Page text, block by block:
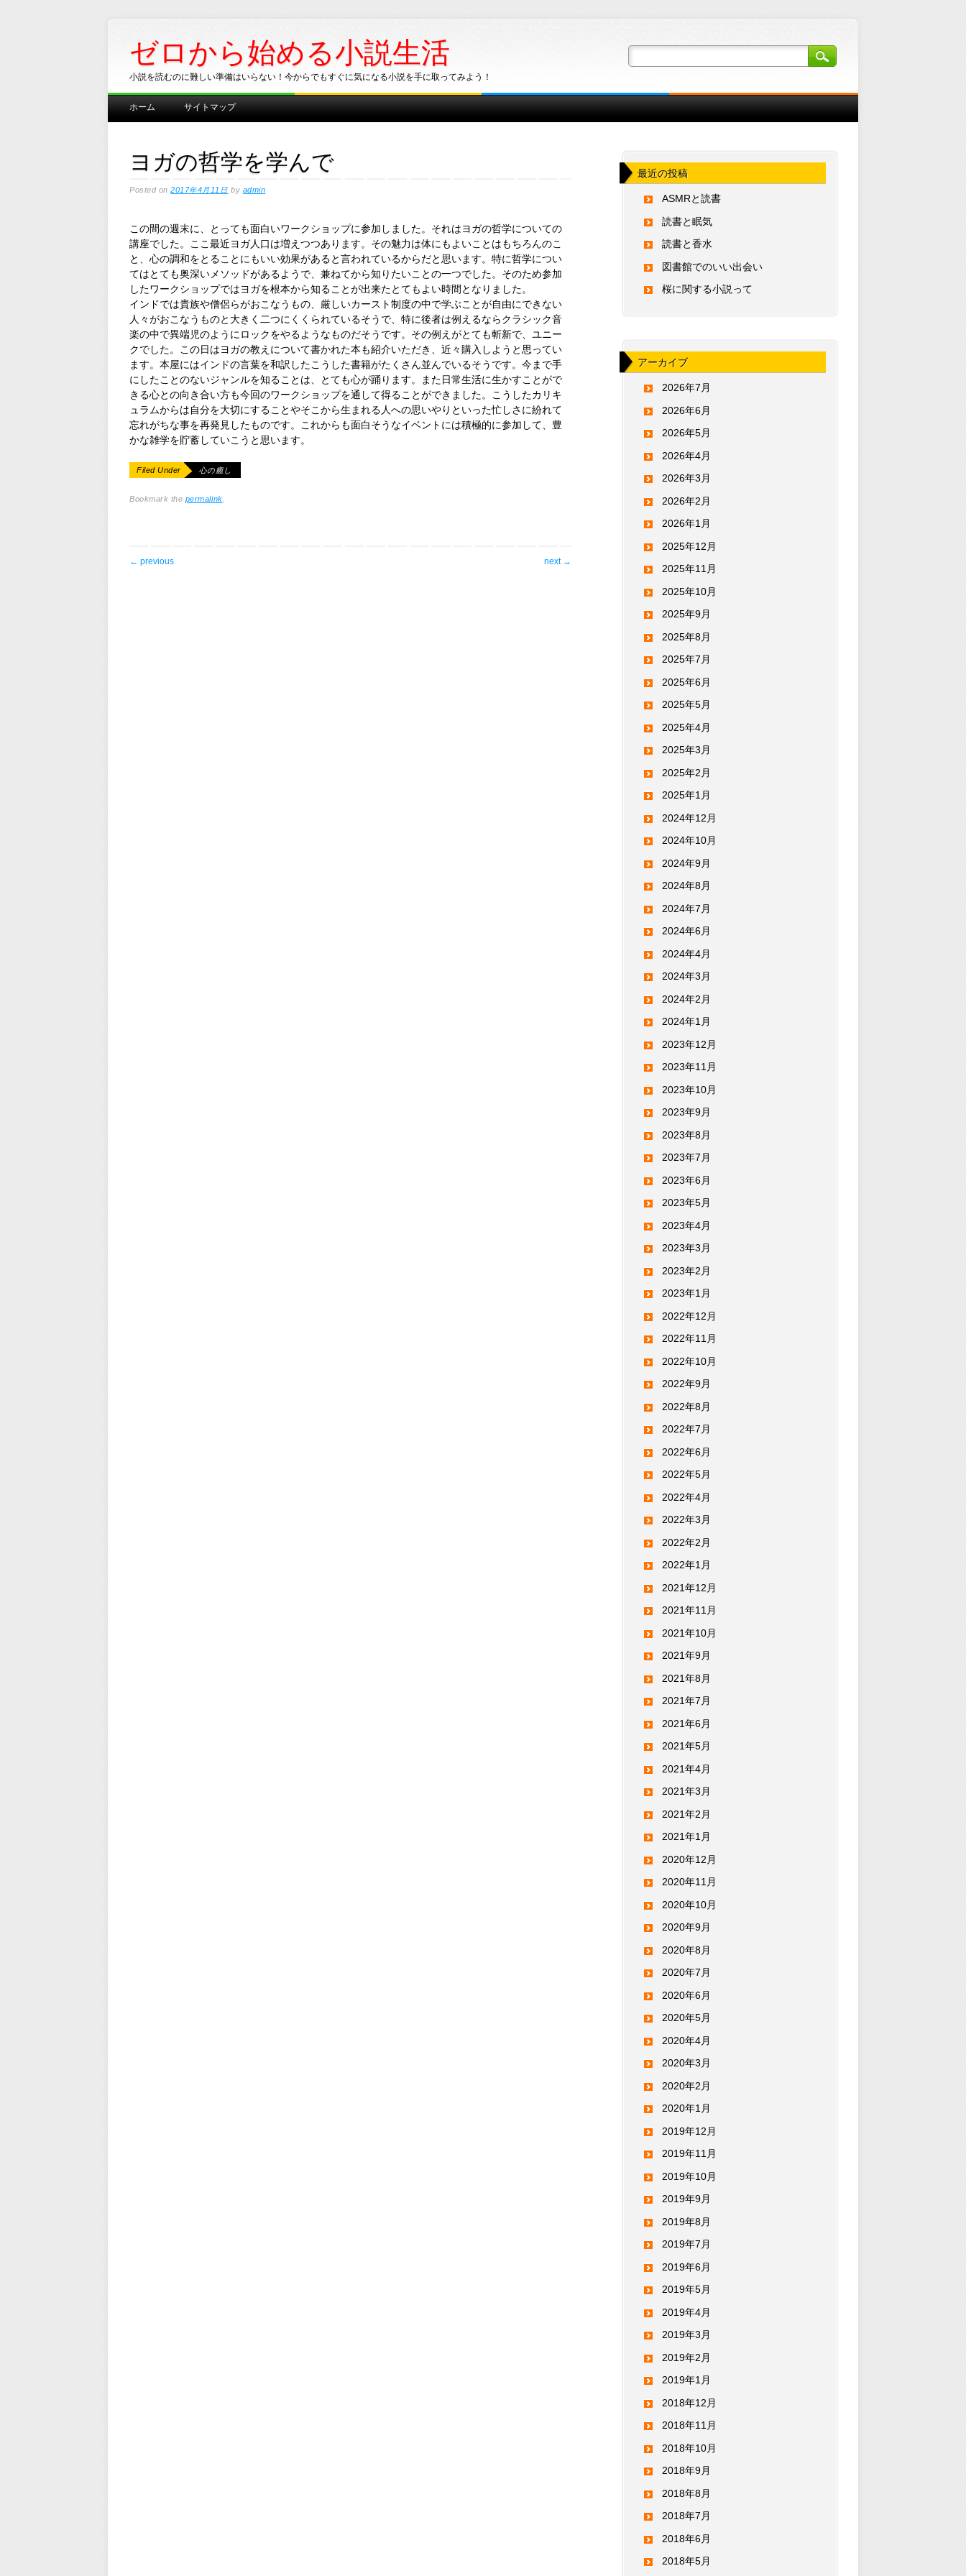
ゼロから始める小説生活
小説を読むのに難しい準備はいらない！今からでもすぐに気になる小説を手に取ってみよう！
Main menu
Skip
ホーム サイトマップ
ヨガの哲学を学んで
Posted on2017年4月11日 by admin
この間の週末に、とっても面白いワークショップに参加しました。それはヨガの哲学についての
講座でした。ここ最近ヨガ人口は増えつつあります。その魅力は体にもよいことはもちろんのこ
と、心の調和をとることにもいい効果があると言われているからだと思います。特に哲学につい
てはとても奥深いメソッドがあるようで、兼ねてから知りたいことの一つでした。そのため参加
したワークショップではヨガを根本から知ることが出来たとてもよい時間となりました。
インドでは貴族や僧侶らがおこなうもの、厳しいカースト制度の中で学ぶことが自由にできない
人々がおこなうものと大きく二つにくくられているそうで、特に後者は例えるならクラシック音
楽の中で異端児のようにロックをやるようなものだそうです。その例えがとても斬新で、ユニー
クでした。この日はヨガの教えについて書かれた本も紹介いただき、近々購入しようと思ってい
ます。本屋にはインドの言葉を和訳したこうした書籍がたくさん並んでいるそうです。今まで手
にしたことのないジャンルを知ることは、とても心が踊ります。また日常生活に生かすことがで
きる心との向き合い方も今回のワークショップを通して得ることができました。こうしたカリキ
ュラムからは自分を大切にすることやそこから生まれる人への思いやりといった忙しさに紛れて
忘れがちな事を再発見したものです。これからも面白そうなイベントには積極的に参加して、豊
かな雑学を貯蓄していこうと思います。
Filed Under 心の癒し
Bookmark the permalink
post navigation
← previous next →
最近の投稿
ASMRと読書
読書と眠気
読書と香水
図書館でのいい出会い
桜に関する小説って
アーカイブ
2026年7月
2026年6月
2026年5月
2026年4月
2026年3月
2026年2月
2026年1月
2025年12月
2025年11月
2025年10月
2025年9月
2025年8月
2025年7月
2025年6月
2025年5月
2025年4月
2025年3月
2025年2月
2025年1月
2024年12月
2024年10月
2024年9月
2024年8月
2024年7月
2024年6月
2024年4月
2024年3月
2024年2月
2024年1月
2023年12月
2023年11月
2023年10月
2023年9月
2023年8月
2023年7月
2023年6月
2023年5月
2023年4月
2023年3月
2023年2月
2023年1月
2022年12月
2022年11月
2022年10月
2022年9月
2022年8月
2022年7月
2022年6月
2022年5月
2022年4月
2022年3月
2022年2月
2022年1月
2021年12月
2021年11月
2021年10月
2021年9月
2021年8月
2021年7月
2021年6月
2021年5月
2021年4月
2021年3月
2021年2月
2021年1月
2020年12月
2020年11月
2020年10月
2020年9月
2020年8月
2020年7月
2020年6月
2020年5月
2020年4月
2020年3月
2020年2月
2020年1月
2019年12月
2019年11月
2019年10月
2019年9月
2019年8月
2019年7月
2019年6月
2019年5月
2019年4月
2019年3月
2019年2月
2019年1月
2018年12月
2018年11月
2018年10月
2018年9月
2018年8月
2018年7月
2018年6月
2018年5月